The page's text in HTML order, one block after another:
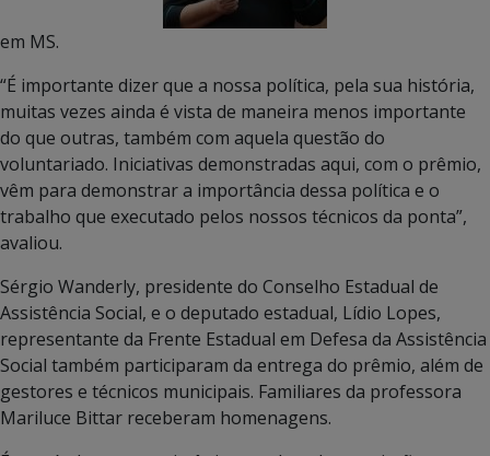
em MS.
“É importante dizer que a nossa política, pela sua história,
muitas vezes ainda é vista de maneira menos importante
do que outras, também com aquela questão do
voluntariado. Iniciativas demonstradas aqui, com o prêmio,
vêm para demonstrar a importância dessa política e o
trabalho que executado pelos nossos técnicos da ponta”,
avaliou.
Sérgio Wanderly, presidente do Conselho Estadual de
Assistência Social, e o deputado estadual, Lídio Lopes,
representante da Frente Estadual em Defesa da Assistência
Social também participaram da entrega do prêmio, além de
gestores e técnicos municipais. Familiares da professora
Mariluce Bittar receberam homenagens.